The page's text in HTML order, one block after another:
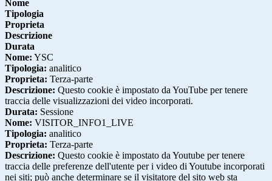
Nome
Tipologia
Proprieta
Descrizione
Durata
Nome: YSC
Tipologia: analitico
Proprieta: Terza-parte
Descrizione: Questo cookie è impostato da YouTube per tenere
traccia delle visualizzazioni dei video incorporati.
Durata: Sessione
Nome: VISITOR_INFO1_LIVE
Tipologia: analitico
Proprieta: Terza-parte
Descrizione: Questo cookie è impostato da Youtube per tenere
traccia delle preferenze dell'utente per i video di Youtube incorporati
nei siti; può anche determinare se il visitatore del sito web sta